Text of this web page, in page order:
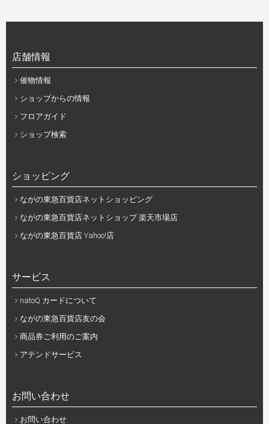
店舗情報
催物情報
ショップからの情報
フロアガイド
ショップ検索
ショッピング
ながの東急百貨店ネットショッピング
ながの東急百貨店ネットショップ 楽天市場店
ながの東急百貨店 Yahoo!店
サービス
natoQ カードについて
ながの東急百貨店友の会
商品券ご利用のご案内
アテンドサービス
お問い合わせ
お問い合わせ